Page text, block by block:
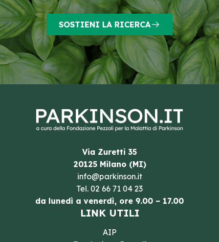
SOSTIENI LA RICERCA
Via Zuretti 35
20125 Milano (MI)
info@parkinson.it
Tel. 02 66 71 04 23
da lunedì a venerdì, ore 9.00 – 17.00
LINK UTILI
AIP